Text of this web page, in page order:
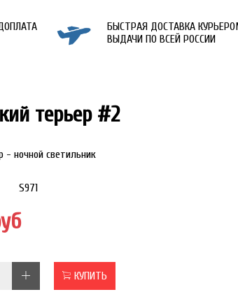
БЫСТРАЯ ДОСТАВКА
ВЫДАЧИ ПО ВСЕЙ РОССИИ
терьер #2
- ночной светильник
S971
КУПИТЬ